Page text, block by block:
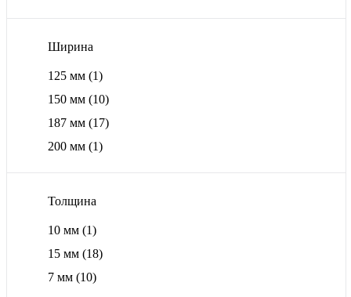
Ширина
125 мм (1)
150 мм (10)
187 мм (17)
200 мм (1)
Толщина
10 мм (1)
15 мм (18)
7 мм (10)